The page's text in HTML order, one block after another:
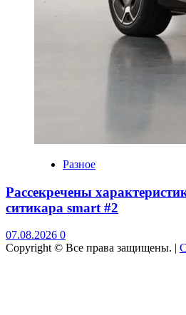
Разное
Рассекречены
ситикара smart #2
07.08.2026 0
Copyright © Все права защищены. |